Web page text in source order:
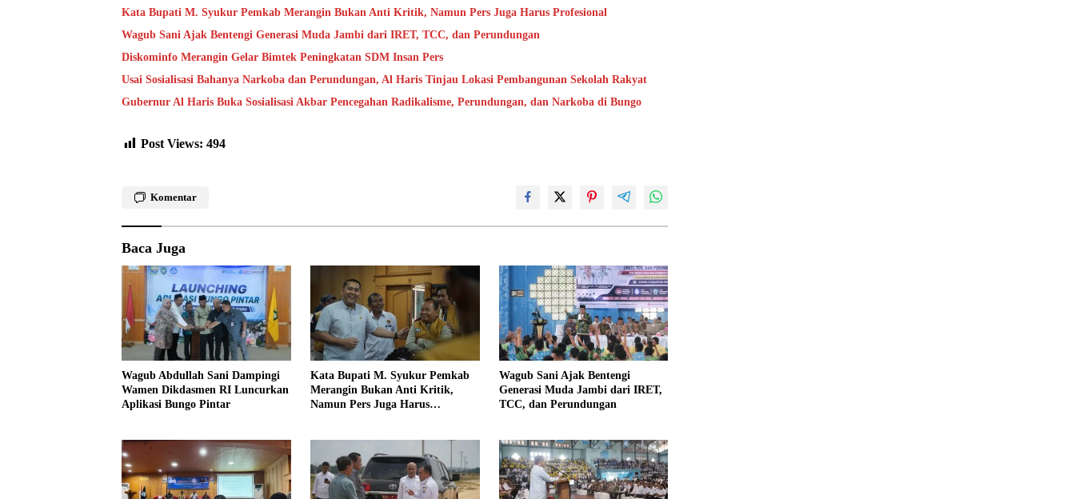
Kata Bupati M. Syukur Pemkab Merangin Bukan Anti Kritik, Namun Pers Juga Harus Profesional
Wagub Sani Ajak Bentengi Generasi Muda Jambi dari IRET, TCC, dan Perundungan
Diskominfo Merangin Gelar Bimtek Peningkatan SDM Insan Pers
Usai Sosialisasi Bahanya Narkoba dan Perundungan, Al Haris Tinjau Lokasi Pembangunan Sekolah Rakyat
Gubernur Al Haris Buka Sosialisasi Akbar Pencegahan Radikalisme, Perundungan, dan Narkoba di Bungo
Post Views: 494
Komentar
Baca Juga
Wagub Abdullah Sani Dampingi
Wamen Dikdasmen RI Luncurkan
Aplikasi Bungo Pintar
Kata Bupati M. Syukur Pemkab
Merangin Bukan Anti Kritik,
Namun Pers Juga Harus
Wagub Sani Ajak Bentengi
Generasi Muda Jambi dari IRET,
TCC, dan Perundungan